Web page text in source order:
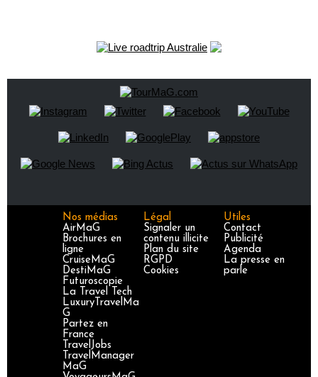
Nos médias
AirMaG
Brochures en
ligne
CruiseMaG
DestiMaG
Futuroscopie
La Travel Tech
LuxuryTravelMa
G
Partez en
France
TravelJobs
TravelManager
MaG
Légal
Signaler un
contenu illicite
Plan du site
RGPD
Cookies
Utiles
Contact
Publicité
Agenda
La presse en
parle